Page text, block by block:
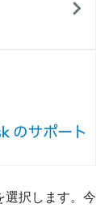
択します。今